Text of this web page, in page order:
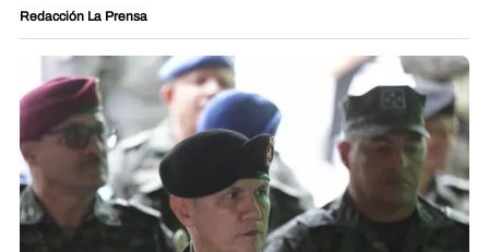
Redacción La Prensa